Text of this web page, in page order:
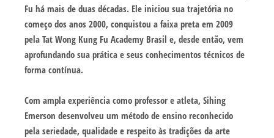
Fu há mais de duas décadas. Ele iniciou sua trajetória no
começo dos anos 2000, conquistou a faixa preta em 2009
pela Tat Wong Kung Fu Academy Brasil e, desde então, vem
aprofundando sua prática e seus conhecimentos técnicos de
forma contínua.
Com ampla experiência como professor e atleta, Sihing
Emerson desenvolveu um método de ensino reconhecido
pela seriedade, qualidade e respeito às tradições da arte